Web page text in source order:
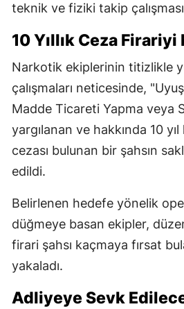
teknik ve fiziki takip
10 Yıllık Ceza Firariyi
Narkotik ekiplerinin titizlikle
çalışmaları neticesinde,
Madde Ticareti Yapma veya
yargılanan ve hakkında 10
cezası bulunan bir şahsın
edildi.
Belirlenen hedefe yönelik
düğmeye basan ekipler,
firari şahsı kaçmaya fırsat
yakaladı.
Adliyeye Sevk